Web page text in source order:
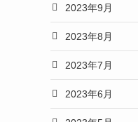
2023年9月
2023年8月
2023年7月
2023年6月